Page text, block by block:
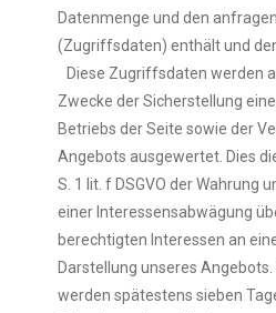
Datenmenge und den
(Zugriffsdaten) enthält und
Diese Zugriffsdaten werden
Zwecke der Sicherstellung
Betriebs der Seite sowie der
Angebots ausgewertet. Dies
S. 1 lit. f DSGVO der Wahrung
einer Interessensabwägung
berechtigten Interessen an
Darstellung unseres
werden spätestens sieben